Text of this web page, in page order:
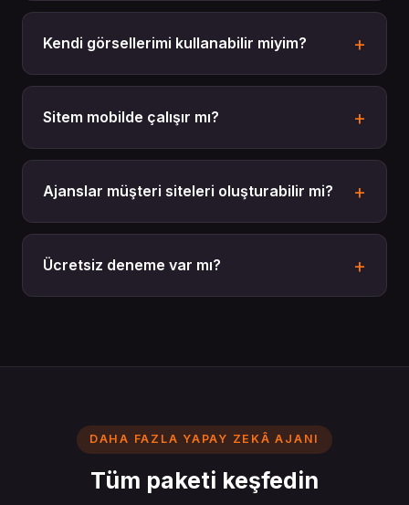
Kendi görsellerimi kullanabilir miyim?
Sitem mobilde çalışır mı?
Ajanslar müşteri siteleri oluşturabilir mi?
Ücretsiz deneme var mı?
DAHA FAZLA YAPAY ZEKÂ AJANI
Tüm paketi keşfedin